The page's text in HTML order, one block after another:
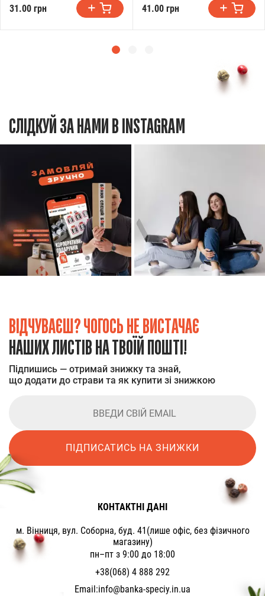
31.00 грн 41.00 грн
СЛІДКУЙ ЗА НАМИ В INSTAGRAM
ВІДЧУВАЄШ? ЧОГОСЬ НЕ ВИСТАЧАЄ
НАШИХ ЛИСТІВ НА ТВОЇЙ ПОШТІ!
Підпишись — отримай знижку та знай,
що додати до страви та як купити зі знижкою
ПІДПИСАТИСЬ НА ЗНИЖКИ
КОНТАКТНІ ДАНІ
м. Вінниця, вул. Соборна, буд. 41(лише офіс, без фізичного
магазину)
пн–пт з 9:00 до 18:00
+38(068) 4 888 292
Email:info@banka-speciy.in.ua